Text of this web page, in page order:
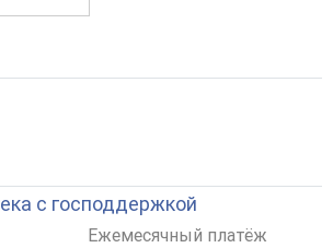
с господдержкой
Ежемесячный платёж